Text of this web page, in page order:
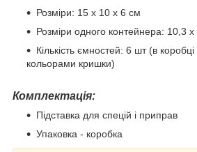
Розміри: 15 х 10 х 6 см
Розміри одного контейнера: 10,3
Кількість ємностей: 6 шт (в коробці
кольорами кришки)
Комплектація:
Підставка для спецій і приправ
Упаковка - коробка